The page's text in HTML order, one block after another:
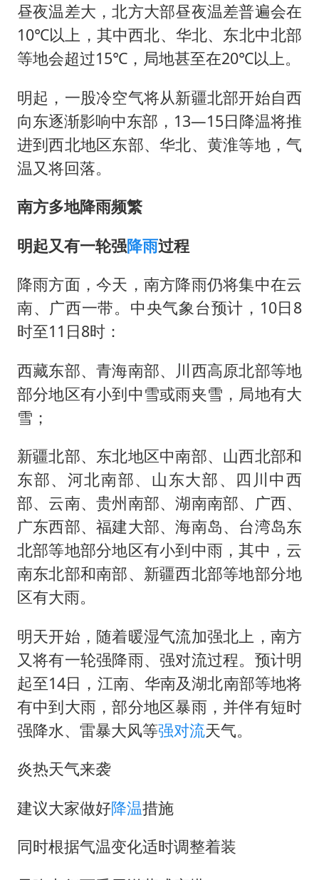
昼夜温差大，北方大部昼夜温差普遍会在
10℃以上，其中西北、华北、东北中北部
等地会超过15℃，局地甚至在20℃以上。
明起，一股冷空气将从新疆北部开始自西
向东逐渐影响中东部，13—15日降温将推
进到西北地区东部、华北、黄淮等地，气
温又将回落。
南方多地降雨频繁
明起又有一轮强降雨过程
降雨方面，今天，南方降雨仍将集中在云
南、广西一带。中央气象台预计，10日8
时至11日8时：
西藏东部、青海南部、川西高原北部等地
部分地区有小到中雪或雨夹雪，局地有大
雪；
新疆北部、东北地区中南部、山西北部和
东部、河北南部、山东大部、四川中西
部、云南、贵州南部、湖南南部、广西、
广东西部、福建大部、海南岛、台湾岛东
北部等地部分地区有小到中雨，其中，云
南东北部和南部、新疆西北部等地部分地
区有大雨。
明天开始，随着暖湿气流加强北上，南方
又将有一轮强降雨、强对流过程。预计明
起至14日，江南、华南及湖北南部等地将
有中到大雨，部分地区暴雨，并伴有短时
强降水、雷暴大风等强对流天气。
炎热天气来袭
建议大家做好降温措施
同时根据气温变化适时调整着装